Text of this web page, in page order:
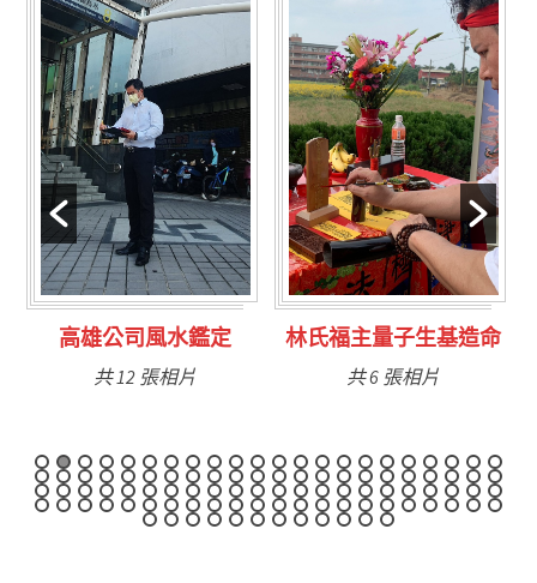
林氏福主量子生基造命
共 6 張相片
台南永康風水鑑定
共 9 張相片